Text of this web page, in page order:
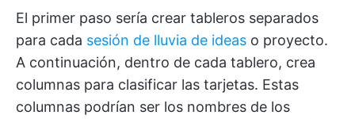
El primer paso sería crear tableros separados
para cada sesión de lluvia de ideas o proyecto.
A continuación, dentro de cada tablero, crea
columnas para clasificar las tarjetas. Estas
columnas podrían ser los nombres de los